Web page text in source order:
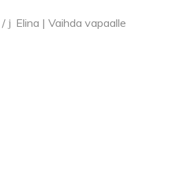
Elina | Vaihda vapaalle